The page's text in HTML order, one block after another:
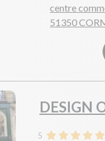
centre
51350
DESIGN
5